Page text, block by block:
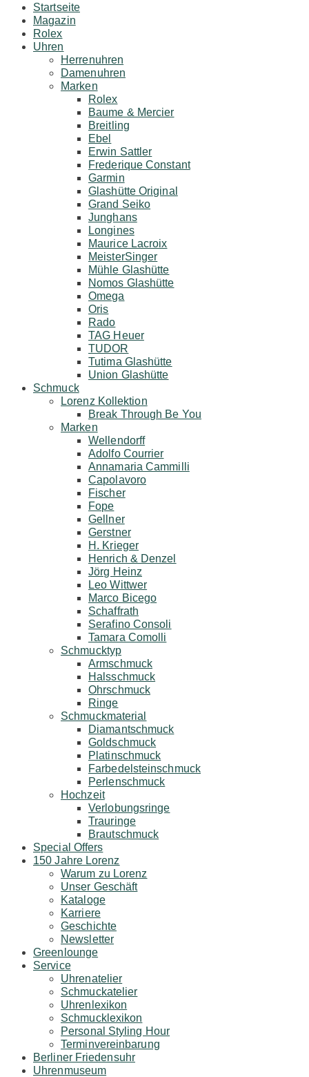
Startseite
Magazin
Rolex
Uhren
Herrenuhren
Damenuhren
Marken
Rolex
Baume & Mercier
Breitling
Ebel
Erwin Sattler
Frederique Constant
Garmin
Glashütte Original
Grand Seiko
Junghans
Longines
Maurice Lacroix
MeisterSinger
Mühle Glashütte
Nomos Glashütte
Omega
Oris
Rado
TAG Heuer
TUDOR
Tutima Glashütte
Union Glashütte
Schmuck
Lorenz Kollektion
Break Through Be You
Marken
Wellendorff
Adolfo Courrier
Annamaria Cammilli
Capolavoro
Fischer
Fope
Gellner
Gerstner
H. Krieger
Henrich & Denzel
Jörg Heinz
Leo Wittwer
Marco Bicego
Schaffrath
Serafino Consoli
Tamara Comolli
Schmucktyp
Armschmuck
Halsschmuck
Ohrschmuck
Ringe
Schmuckmaterial
Diamantschmuck
Goldschmuck
Platinschmuck
Farbedelsteinschmuck
Perlenschmuck
Hochzeit
Verlobungsringe
Trauringe
Brautschmuck
Special Offers
150 Jahre Lorenz
Warum zu Lorenz
Unser Geschäft
Kataloge
Karriere
Geschichte
Newsletter
Greenlounge
Service
Uhrenatelier
Schmuckatelier
Uhrenlexikon
Schmucklexikon
Personal Styling Hour
Terminvereinbarung
Berliner Friedensuhr
Uhrenmuseum